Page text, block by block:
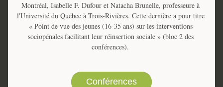
Montréal, Isabelle F. Dufour et Natacha Brunelle, professeure à
l'Université du Québec à Trois-Rivières. Cette dernière a pour titre
« Point de vue des jeunes (16-35 ans) sur les interventions
sociopénales facilitant leur réinsertion sociale » (bloc 2 des
conférences).
Conférences